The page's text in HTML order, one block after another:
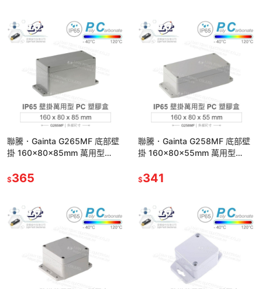
聯騰．Gainta G265MF 底部壁
掛 160x80x85mm 萬用型
$365
聯騰．Gainta G258MF 底部壁
掛 160x80x55mm 萬用型
$341